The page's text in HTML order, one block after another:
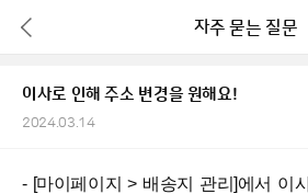
자주 묻는 질문
이사로 인해 주소 변경을 원해요!
2024.03.14
- [마이페이지 > 배송지 관리]에서 이